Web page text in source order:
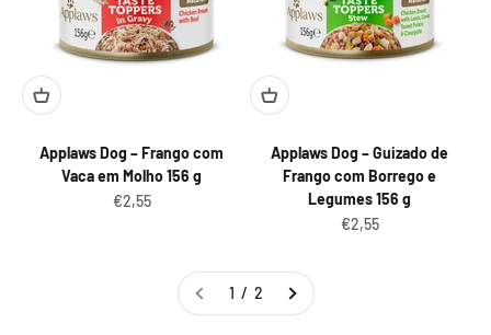
Applaws Dog – Frango com
Vaca em Molho 156 g
Preço promocional
€2,55
Applaws Dog – Guizado de
Frango com Borrego e
Legumes 156 g
Preço promocional
€2,55
1 / 2